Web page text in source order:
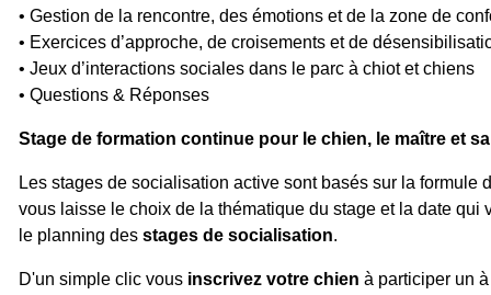
• Gestion de la rencontre, des émotions et de la zone de
• Exercices d’approche, de croisements et de
• Jeux d’interactions sociales dans le parc à chiot et chiens
• Questions & Réponses
Stage de formation continue pour le chien, le maître et
Les stages de socialisation active sont basés sur la formule
vous laisse le choix de la thématique du stage et la date qui
le planning des stages de socialisation.
D'un simple clic vous inscrivez votre chien à participer un